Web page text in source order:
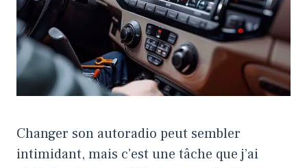
Changer son autoradio peut sembler
intimidant, mais c’est une tâche que j’ai